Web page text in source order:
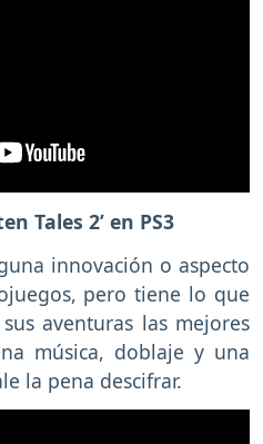
Tales 2’ en PS3
innovación o aspecto
pero tiene lo que
aventuras las mejores
música, doblaje y una
la pena descifrar.